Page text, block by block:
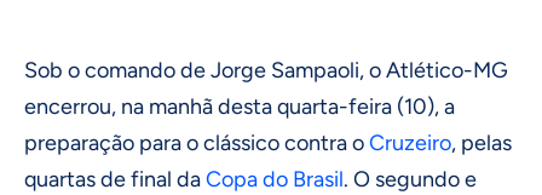
Sob o comando de Jorge Sampaoli, o Atlético-MG
encerrou, na manhã desta quarta-feira (10), a
preparação para o clássico contra oCruzeiro, pelas
quartas de final daCopa do Brasil. O segundo e